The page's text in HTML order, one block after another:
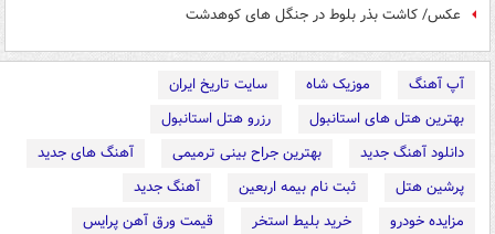
عکس/ کاشت بذر بلوط در جنگل های کوهدشت
آپ آهنگ موزیک شاه
سایت تاریخ ایران
بهترین هتل های استانبول
رزرو هتل استانبول
دانلود آهنگ جدید
بهترین جراح بینی ترمیمی
آهنگ های جدید
پرشین هتل
ثبت نام بیمه اربعین
آهنگ جدید
مزایده خودرو
خرید بلیط استخر
قیمت ورق آهن پرایس